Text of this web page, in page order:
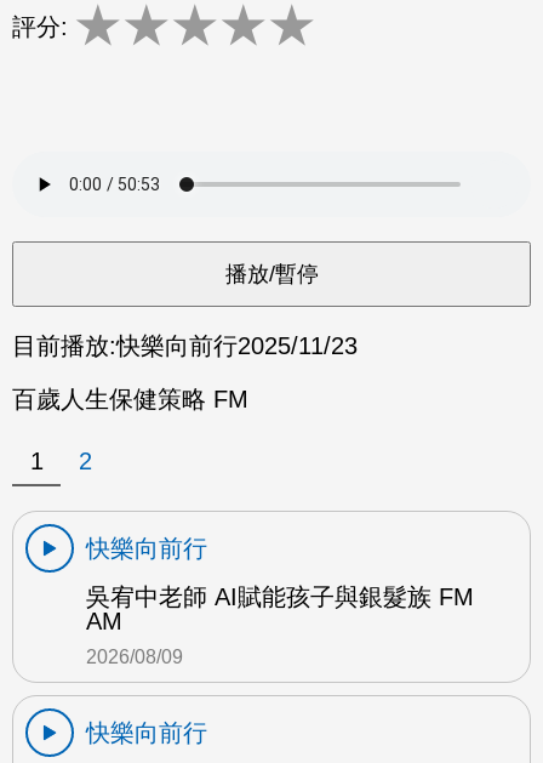
評分: ★★★★★
目前播放:快樂向前行2025/11/23
百歲人生保健策略 FM
1 2
快樂向前行
吳宥中老師 AI賦能孩子與銀髮族 FM
AM
2026/08/09
快樂向前行